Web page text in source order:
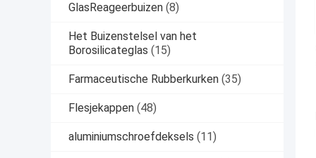
GlasReageerbuizen (8)
Het Buizenstelsel van het
Borosilicateglas (15)
Farmaceutische Rubberkurken (35)
Flesjekappen (48)
aluminiumschroefdeksels (11)